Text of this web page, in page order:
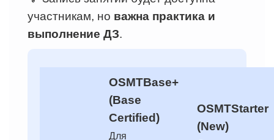
участникам, но важна практика и
выполнение ДЗ.
OSMTBase+
(Base
Certified)
Для
OSMTStarter
(New)